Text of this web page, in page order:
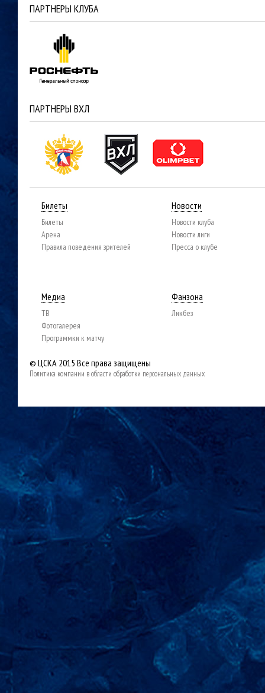
ПАРТНЕРЫ КЛУБА
ПАРТНЕРЫ ВХЛ
Билеты
Билеты
Арена
Правила поведения зрителей
Новости
Новости клуба
Новости лиги
Пресса о клубе
Медиа
ТВ
Фотогалерея
Программки к матчу
Фанзона
Ликбез
© ЦСКА 2015 Все права защищены
Политика компании в области обработки персональных данных